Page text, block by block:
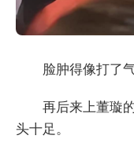
脸肿得像打了
再后来上董璇
头十足。